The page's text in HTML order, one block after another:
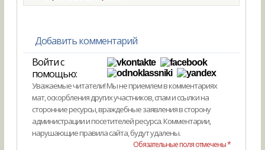
Добавить комментарий
Войти с
помощью:
Уважаемые читатели! Мы не приемлем в комментариях
мат, оскорбления других участников, спам и ссылки на
сторонние ресурсы, враждебные заявления в сторону
администрации и посетителей ресурса. Комментарии,
нарушающие правила сайта, будут удалены.
Обязательные поля отмечены *